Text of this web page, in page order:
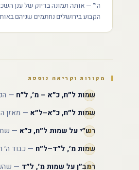
ה׳״ — אותה תמונה בדיוק של ענן
הקבוע בירושלים נחתמים שניהם
מקורות וקריאה נוספת
שמות ל״ח, כ״א – מ׳, ל״ח —
שמות ל״ח, כ״א–ל״א — מאזן
רש״י על שמות ל״ח, כ״א —
שמות מ׳, ל״ד–ל״ח — כבוד ה׳
רמב״ן על שמות מ׳, ל״ד —